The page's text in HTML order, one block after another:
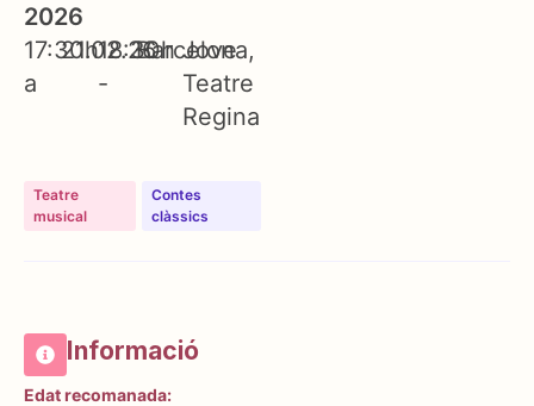
2026
17:30h
a
21.02.26
18:30h
-
Barcelona
Jove
Teatre
Regina
Teatre
musical
Contes
clàssics
Informació
Edat recomanada: